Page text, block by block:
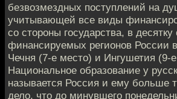
безвозмездных поступлений на
учитывающей все виды
со стороны государства, в
финансируемых регионов России
Чечня (7-е место) и Ингушетия (9-
Национальное образование у
называется Россия и ему больше
дело, что до минувшего